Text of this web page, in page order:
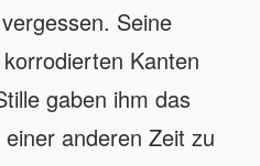
Seine
Kanten
gaben ihm das
anderen Zeit zu